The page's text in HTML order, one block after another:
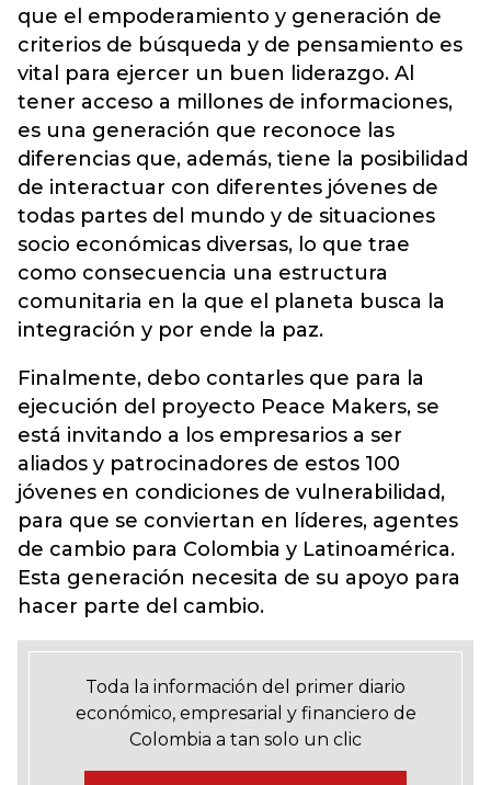
que el empoderamiento y generación de
criterios de búsqueda y de pensamiento es
vital para ejercer un buen liderazgo. Al
tener acceso a millones de informaciones,
es una generación que reconoce las
diferencias que, además, tiene la posibilidad
de interactuar con diferentes jóvenes de
todas partes del mundo y de situaciones
socio económicas diversas, lo que trae
como consecuencia una estructura
comunitaria en la que el planeta busca la
integración y por ende la paz.
Finalmente, debo contarles que para la
ejecución del proyecto Peace Makers, se
está invitando a los empresarios a ser
aliados y patrocinadores de estos 100
jóvenes en condiciones de vulnerabilidad,
para que se conviertan en líderes, agentes
de cambio para Colombia y Latinoamérica.
Esta generación necesita de su apoyo para
hacer parte del cambio.
Toda la información del primer diario
económico, empresarial y financiero de
Colombia a tan solo un clic